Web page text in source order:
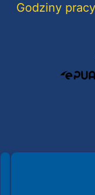
Godziny pracy
Spełniamy standardy WCAG 2.2
Spełniamy standardy W3C